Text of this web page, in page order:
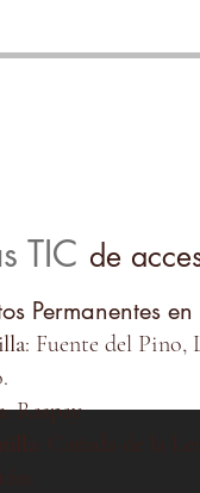
TIC de
Permanentes
: Fuente del Pino,
Raspay
Cañada de la